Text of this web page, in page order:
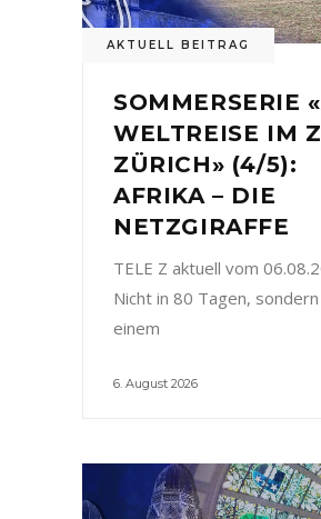
AKTUELL BEITRAG
SOMMERSERIE
WELTREISE IM
ZÜRICH» (4/5):
AFRIKA – DIE
NETZGIRAFFE
TELE Z aktuell vom
Nicht in 80 Tagen, sondern
einem
6. August 2026